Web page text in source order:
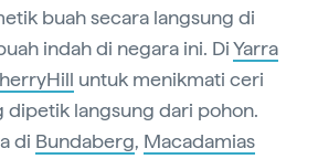
buah secara langsung di
indah di negara ini. DiYarra
untuk menikmati ceri
dipetik langsung dari pohon.
di Bundaberg, Macadamias